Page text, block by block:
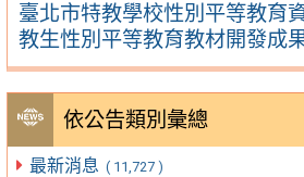
臺北市特教學校性別平等教育
教生性別平等教育教材開發成
依公告類別彙總
最新消息 ( 11,727 )